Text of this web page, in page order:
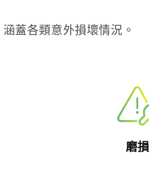
蓋各類意外損壞情況。
磨損